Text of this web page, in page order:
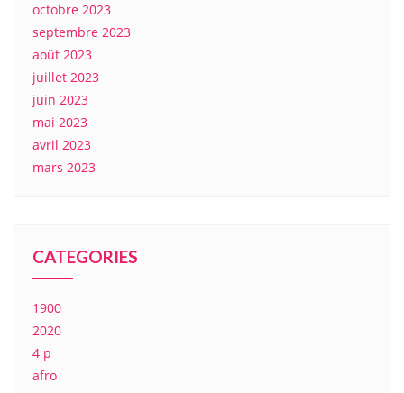
octobre 2023
septembre 2023
août 2023
juillet 2023
juin 2023
mai 2023
avril 2023
mars 2023
CATEGORIES
1900
2020
4 p
afro